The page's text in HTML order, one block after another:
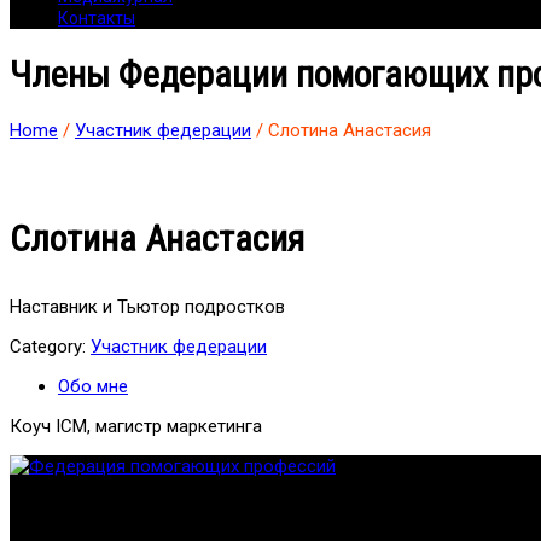
Контакты
Члены Федерации помогающих
Home / Участник федерации / Слотина Анастасия
Слотина Анастасия
Наставник и Тьютор подростков
Category: Участник федерации
Обо мне
Коуч ICM, магистр маркетинга